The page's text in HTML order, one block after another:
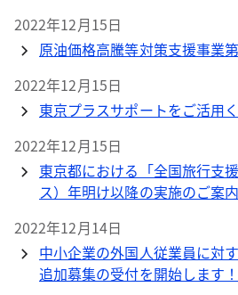
2022年12月15日
原油価格高騰等対策支援事業
2022年12月15日
東京プラスサポートをご活用
2022年12月15日
東京都における「全国旅行支
ス）年明け以降の実施のご案内
2022年12月14日
中小企業の外国人従業員に対
追加募集の受付を開始します！